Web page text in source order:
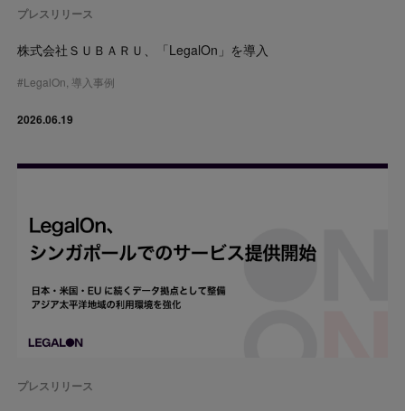
プレスリリース
株式会社ＳＵＢＡＲＵ、「LegalOn」を導入
#LegalOn 導入事例
2026.06.19
プレスリリース